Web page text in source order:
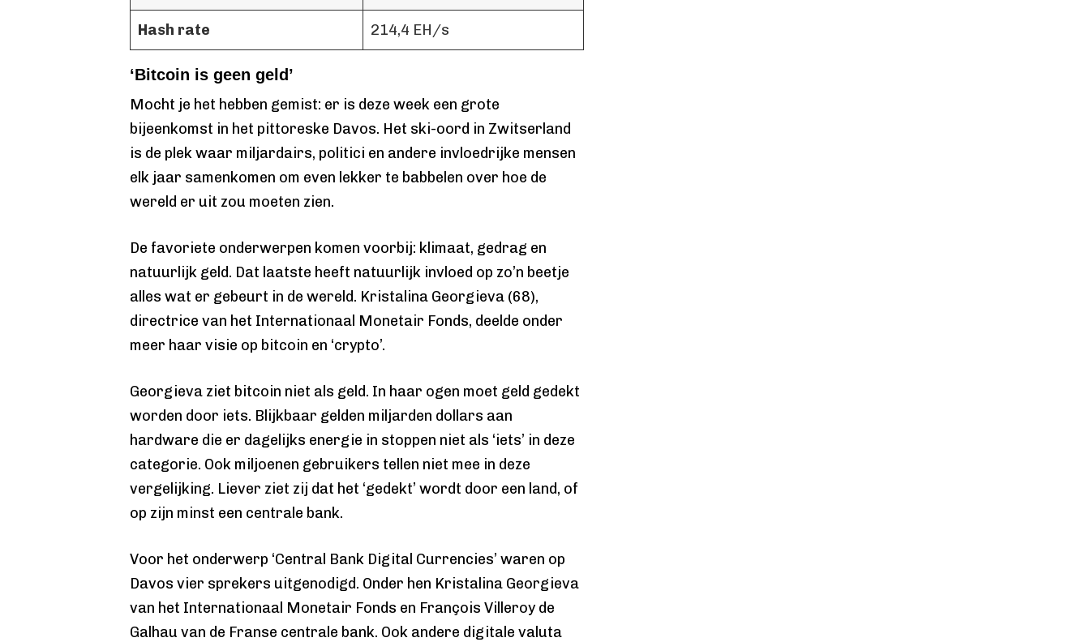
Hash rate 214,4 EH/s
‘Bitcoin is geen geld’
Mocht je het hebben gemist: er is deze week een grote
bijeenkomst in het pittoreske Davos. Het ski-oord in Zwitserland
is de plek waar miljardairs, politici en andere invloedrijke mensen
elk jaar samenkomen om even lekker te babbelen over hoe de
wereld er uit zou moeten zien.
De favoriete onderwerpen komen voorbij: klimaat, gedrag en
natuurlijk geld. Dat laatste heeft natuurlijk invloed op zo’n beetje
alles wat er gebeurt in de wereld. Kristalina Georgieva (68),
directrice van het Internationaal Monetair Fonds, deelde onder
meer haar visie op bitcoin en ‘crypto’.
Georgieva ziet bitcoin niet als geld. In haar ogen moet geld gedekt
worden door iets. Blijkbaar gelden miljarden dollars aan
hardware die er dagelijks energie in stoppen niet als ‘iets’ in deze
categorie. Ook miljoenen gebruikers tellen niet mee in deze
vergelijking. Liever ziet zij dat het ‘gedekt’ wordt door een land, of
op zijn minst een centrale bank.
Voor het onderwerp ‘Central Bank Digital Currencies’ waren op
Davos vier sprekers uitgenodigd. Onder hen Kristalina Georgieva
van het Internationaal Monetair Fonds en François Villeroy de
Galhau van de Franse centrale bank. Ook andere digitale valuta